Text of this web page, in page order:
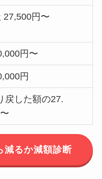
27,500円〜
円〜
円
戻した額の27.
減るか減額診断